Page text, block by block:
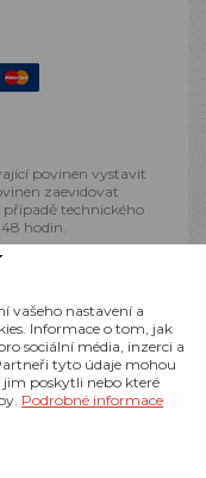
povinen vystavit
zaevidovat
technického
hodin.
vašeho nastavení a
Informace o tom, jak
sociální média, inzerci a
tyto údaje mohou
poskytli nebo které
Podrobné informace